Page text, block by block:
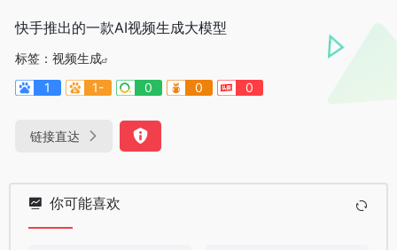
快手推出的一款AI视频生成大模型
标签： 视频生成
1
1- 0 0 0
链接直达
你可能喜欢